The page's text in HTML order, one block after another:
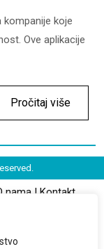
kompanije koje
Ove aplikacije
Pročitaj više
nama| Kontakt